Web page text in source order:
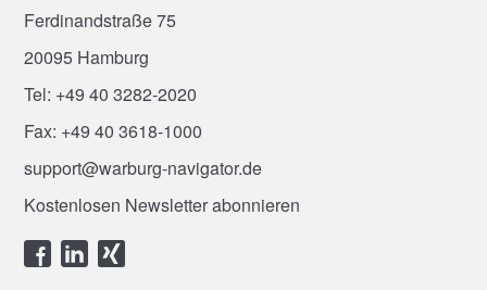
Ferdinandstraße 75
20095 Hamburg
Tel: +49 40 3282-2020
Fax: +49 40 3618-1000
support@warburg-navigator.de
Kostenlosen Newsletter abonnieren